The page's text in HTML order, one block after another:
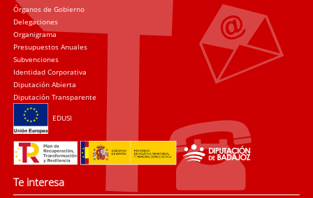
Órganos de Gobierno
Delegaciones
Organigrama
Presupuestos Anuales
Subvenciones
Identidad Corporativa
Diputación Abierta
Diputación Transparente
EDUSI
Te interesa